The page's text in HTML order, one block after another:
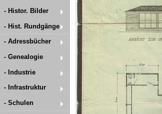
- Histor. Bilder
- Hist. Rundgänge
- Adressbücher
- Genealogie
- Industrie
- Infrastruktur
- Schulen